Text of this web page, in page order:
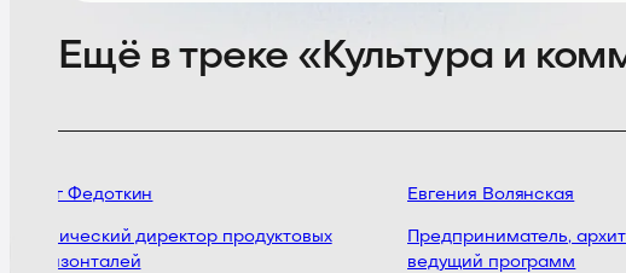
Ещё в треке «Культура и
Олег Федоткин
Технический директор продуктовых
горизонталей
Евгения Волянская
Предприниматель,
ведущий программ